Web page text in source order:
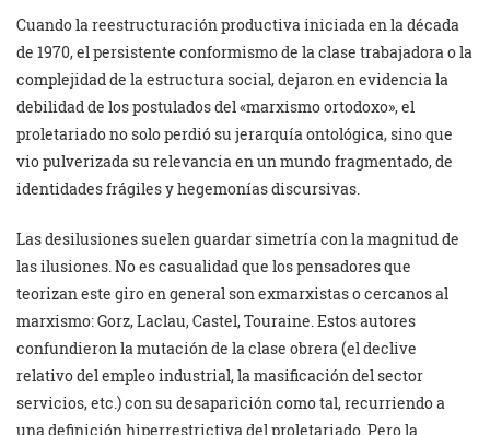
Cuando la reestructuración productiva iniciada en la década
de 1970, el persistente conformismo de la clase trabajadora o la
complejidad de la estructura social, dejaron en evidencia la
debilidad de los postulados del «marxismo ortodoxo», el
proletariado no solo perdió su jerarquía ontológica, sino que
vio pulverizada su relevancia en un mundo fragmentado, de
identidades frágiles y hegemonías discursivas.
Las desilusiones suelen guardar simetría con la magnitud de
las ilusiones. No es casualidad que los pensadores que
teorizan este giro en general son exmarxistas o cercanos al
marxismo: Gorz, Laclau, Castel, Touraine. Estos autores
confundieron la mutación de la clase obrera (el declive
relativo del empleo industrial, la masificación del sector
servicios, etc.) con su desaparición como tal, recurriendo a
una definición hiperrestrictiva del proletariado. Pero la